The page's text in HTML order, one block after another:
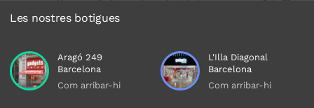
Les nostres botigues
Aragó 249
Barcelona
Com arribar-hi
L'Illa Diagonal
Barcelona
Com arribar-hi